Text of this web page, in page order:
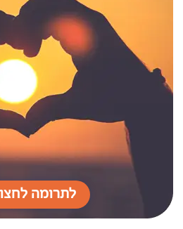
לתרומה לחצו כאן